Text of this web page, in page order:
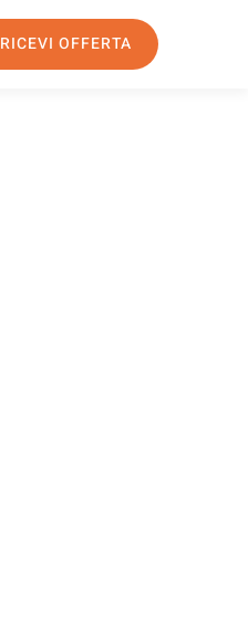
RICEVI OFFERTA